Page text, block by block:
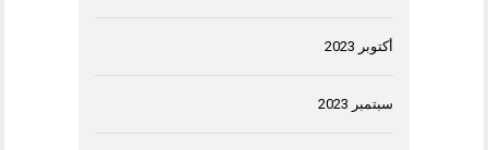
أكتوبر 2023
سبتمبر 2023